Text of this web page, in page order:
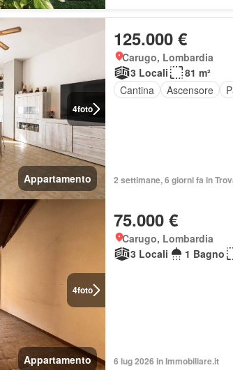
4foto
Appartamento
125.000 €
Carugo, Lombardia
3 Locali
81 m²
Cantina
Ascensore
2 settimane, 6 giorni fa in
4foto
Appartamento
75.000 €
Carugo, Lombardia
3 Locali
1 Bagno
6 lug 2026 in Immobiliare.it